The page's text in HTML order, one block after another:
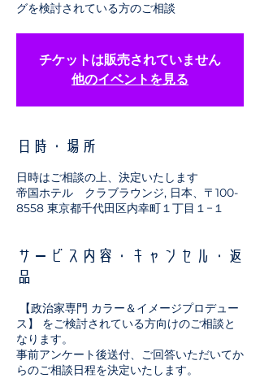
グを検討されている方のご相談
チケットは販売されていません
他のイベントを見る
日時・場所
日時はご相談の上、決定いたします
帝国ホテル クラブラウンジ, 日本、〒100-
8558 東京都千代田区内幸町１丁目１−１
サービス内容・キャンセル・返
品
【政治家専門 カラー＆イメージプロデュー
ス】 をご検討されている方向けのご相談と
なります。
事前アンケート後送付、ご回答いただいてか
らのご相談日程を決定いたします。